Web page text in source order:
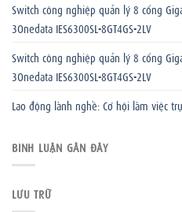
Switch công nghiệp quản lý 8 cổng
3Onedata IES6300SL-8GT4GS-2LV
Switch công nghiệp quản lý 8 cổng
3Onedata IES6300SL-8GT4GS-2LV
Lao động lành nghề: Cơ hội làm việc
BÌNH LUẬN GẦN ĐÂY
LƯU TRỮ